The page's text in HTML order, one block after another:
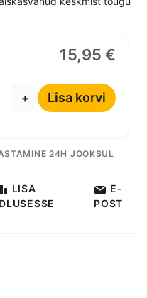
15,95 €
+ Lisa korvi
24H JOOKSUL
LISA
E-
POST